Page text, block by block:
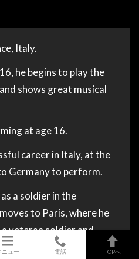
Italy.
he begins to play the
shows great musical
at age 16.
career in Italy, at the
Germany to perform.
a soldier in the
to Paris, where he
a veteran soldier and
ニュー 電話 TOPへ